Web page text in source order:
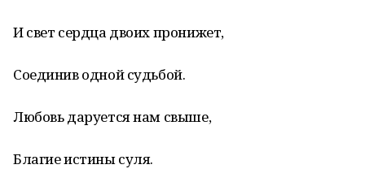
И свет сердца двоих пронижет,
Соединив одной судьбой.
Любовь даруется нам свыше,
Благие истины суля.